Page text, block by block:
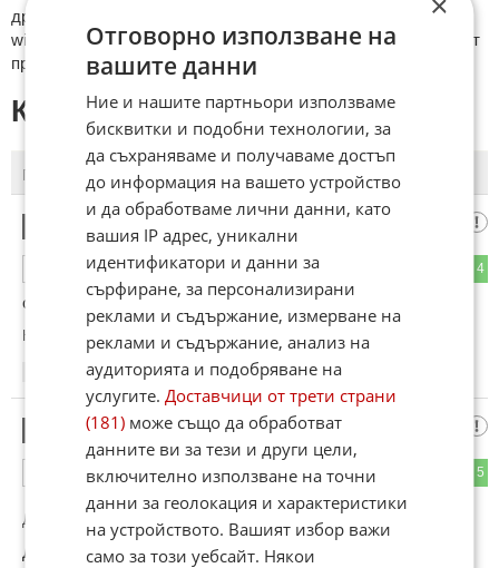
други сайтове и външни източници, с изключение на
wikipedia.org, mobile.bg, imot.bg, zaplata.bg, bazar.bg ще бъдат
премахнати.
КОМЕНТАРИ КЪМ СТАТИЯТА
ПОСЛЕДНИ ПЪРВИ
К.О.Т.а.р.А.К 🐱
4
ОТГОВОР
оня..пилота, прави ли нещо по въпроса?
Коментиран от
10.06.2026
Кльоц
5
ОТГОВОР
До коментар
Да! Ще реже мачешки опашки!
Отговорно използване на
вашите данни
Ние и нашите партньори използваме
бисквитки и подобни технологии, за
да съхраняваме и получаваме достъп
до информация на вашето устройство
и да обработваме лични данни, като
вашия IP адрес, уникални
идентификатори и данни за
сърфиране, за персонализирани
реклами и съдържание, измерване на
реклами и съдържание, анализ на
аудиторията и подобряване на
услугите.Доставчици от трети страни
(181) може също да обработват
данните ви за тези и други цели,
включително използване на точни
данни за геолокация и характеристики
на устройството. Вашият избор важи
само за този уебсайт. Някои